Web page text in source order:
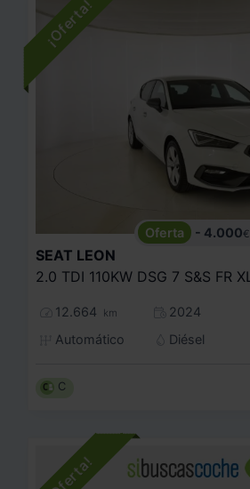
- 4.000€
SEAT LEON
2.0 TDI 110KW DSG 7 S&S FR XL
12.664 km
2024
Automático
Diésel
C